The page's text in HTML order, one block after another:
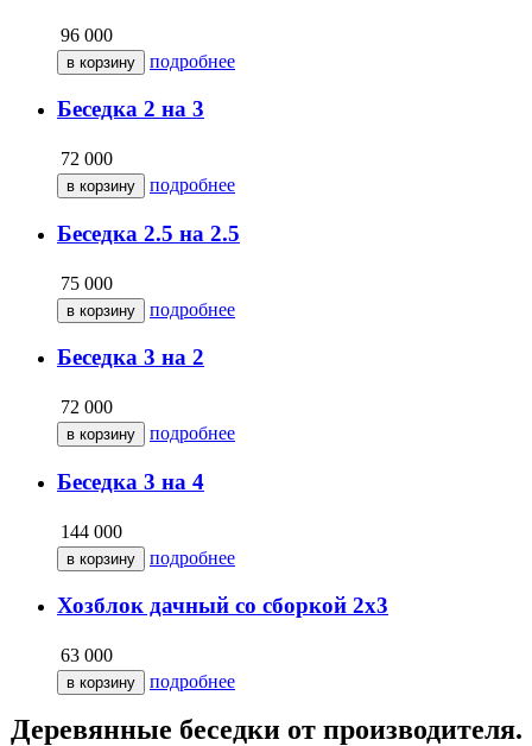
96 000
подробнее
Беседка 2 на 3
72 000
подробнее
Беседка 2.5 на 2.5
75 000
подробнее
Беседка 3 на 2
72 000
подробнее
Беседка 3 на 4
144 000
подробнее
Хозблок дачный со сборкой 2х3
63 000
подробнее
Деревянные беседки от производителя.